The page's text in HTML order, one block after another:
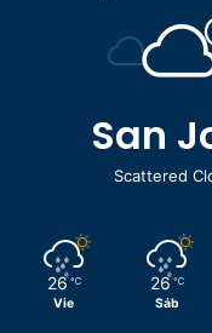
San
Scattered
26 ℃
Vie
26 ℃
Sáb